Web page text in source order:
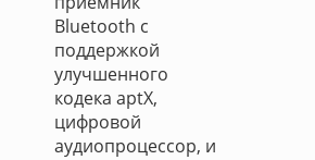
Bluetooth с
поддержкой
улучшенного
кодека aptX,
цифровой
аудиопроцессор, и